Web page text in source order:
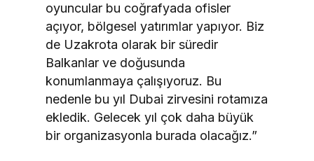
oyuncular bu coğrafyada ofisler
açıyor, bölgesel yatırımlar yapıyor. Biz
de Uzakrota olarak bir süredir
Balkanlar ve doğusunda
konumlanmaya çalışıyoruz. Bu
nedenle bu yıl Dubai zirvesini rotamıza
ekledik. Gelecek yıl çok daha büyük
bir organizasyonla burada olacağız.”